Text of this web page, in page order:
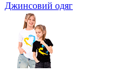
Джинсовий одяг